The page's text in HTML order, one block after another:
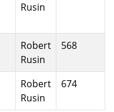
Rusin
Robert
Rusin
568
Robert
Rusin
674